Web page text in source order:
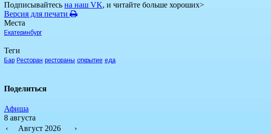
Подписывайтесь на наш VK, и читайте больше хороших>
Версия для печати
Места
Екатеринбург
Теги
Бар Ресторан рестораны открытие еда
Поделиться
Афиша
8 августа
‹
Август 2026
›